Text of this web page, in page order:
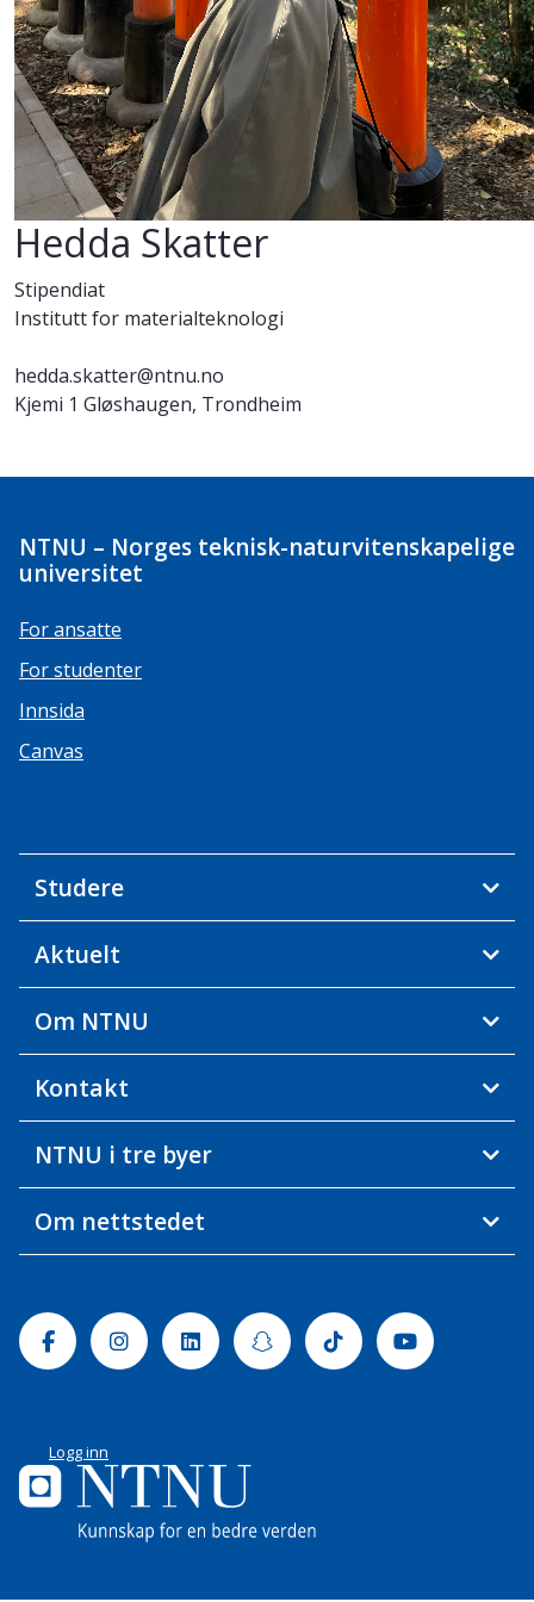
Hedda Skatter
Stipendiat
Institutt for materialteknologi
hedda.skatter@ntnu.no
Kjemi 1 Gløshaugen, Trondheim
NTNU – Norges teknisk-naturvitenskapelige
universitet
For ansatte
For studenter
Innsida
Canvas
Studere
Aktuelt
Om NTNU
Kontakt
NTNU i tre byer
Om nettstedet
FacebookInstagramLinkedinSnapchatTiktok Youtube
Logg inn